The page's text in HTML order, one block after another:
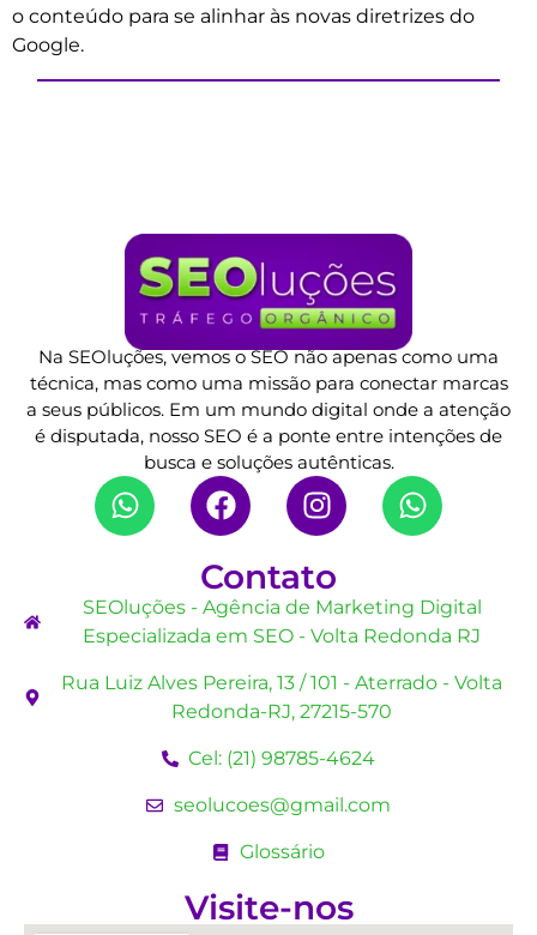
o conteúdo para se alinhar às novas diretrizes do
Google.
Na SEOluções, vemos o SEO não apenas como uma
técnica, mas como uma missão para conectar marcas
a seus públicos. Em um mundo digital onde a atenção
é disputada, nosso SEO é a ponte entre intenções de
busca e soluções autênticas.
Contato
SEOluções - Agência de Marketing Digital
Especializada em SEO - Volta Redonda RJ
Rua Luiz Alves Pereira, 13 / 101 - Aterrado - Volta
Redonda-RJ, 27215-570
Cel: (21) 98785-4624
seolucoes@gmail.com
Glossário
Visite-nos